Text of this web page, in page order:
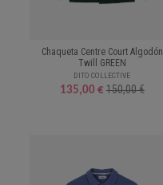
Chaqueta Centre Court Algodón
Twill GREEN
DITO COLLECTIVE
135,00 € 150,00 €